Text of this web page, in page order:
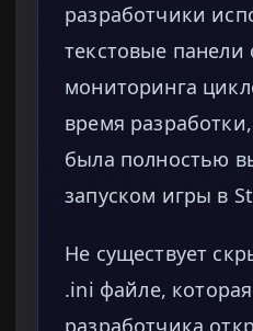
разработчики
текстовые панели
мониторинга
время
была полностью
запуском игры в
Не существует
.ini файле,